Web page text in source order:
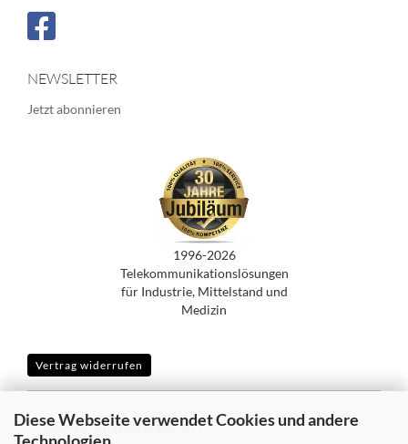
Diese Webseite verwendet Cookies und andere
Technologien
NEWSLETTER
Jetzt abonnieren
1996-2026
Telekommunikationslösungen
für Industrie, Mittelstand und
Medizin
Vertrag widerrufen
SICHER EINKAUFEN MIT